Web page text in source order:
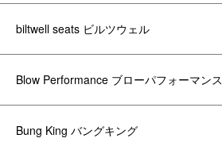
biltwell seats ビルツウェル
Blow Performance ブローパフォーマンス
Bung King バングキング